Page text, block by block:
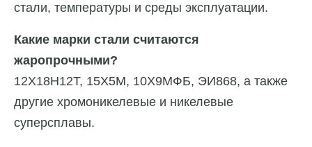
стали, температуры и среды эксплуатации.
Какие марки стали считаются
жаропрочными?
12Х18Н12Т, 15Х5М, 10Х9МФБ, ЭИ868, а также
другие хромоникелевые и никелевые
суперсплавы.